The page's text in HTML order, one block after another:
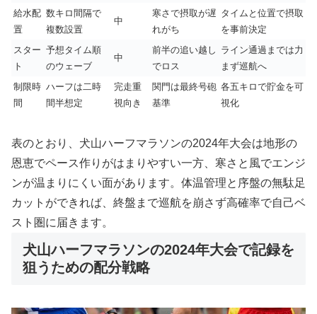
給水配
置
数キロ間隔で
複数設置
中
寒さで摂取が遅
れがち
タイムと位置で摂取
を事前決定
スター
ト
予想タイム順
のウェーブ
中
前半の追い越し
でロス
ライン通過までは力
まず巡航へ
制限時
間
ハーフは二時
間半想定
完走重
視向き
関門は最終号砲
基準
各五キロで貯金を可
視化
表のとおり、犬山ハーフマラソンの2024年大会は地形の
恩恵でペース作りがはまりやすい一方、寒さと風でエンジ
ンが温まりにくい面があります。体温管理と序盤の無駄足
カットができれば、終盤まで巡航を崩さず高確率で自己ベ
スト圏に届きます。
犬山ハーフマラソンの2024年大会で記録を
狙うための配分戦略